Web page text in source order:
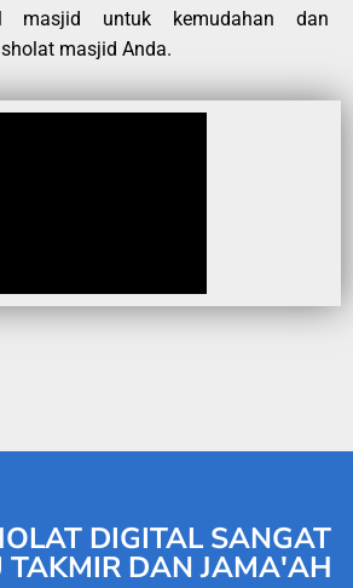
untuk kemudahan dan
masjid Anda.
DIGITAL SANGAT
TAKMIR DAN JAMA'AH